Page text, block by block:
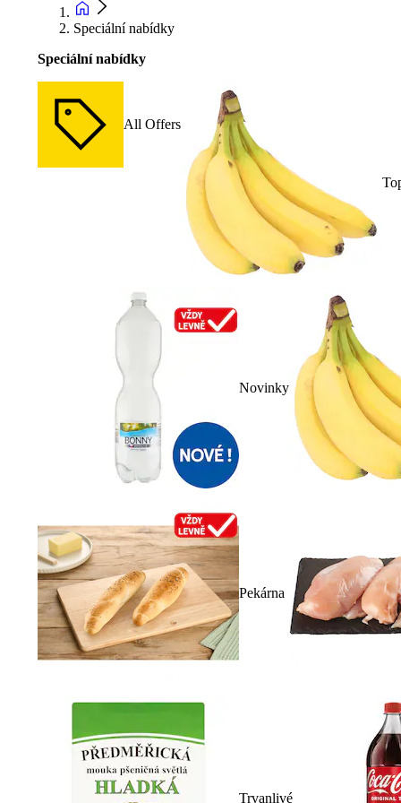
Speciální nabídky
Speciální nabídky
All Offers
Novinky
Pekárna
Trvanlivé